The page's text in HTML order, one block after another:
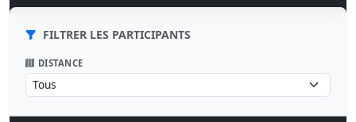
FILTRER LES PARTICIPANTS
DISTANCE